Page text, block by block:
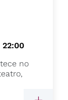
22:00
no